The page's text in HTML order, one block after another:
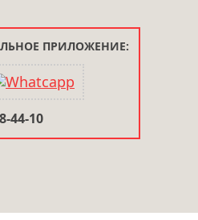
ПРИЛОЖЕНИЕ:
44-10